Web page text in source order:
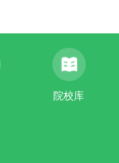
院校库